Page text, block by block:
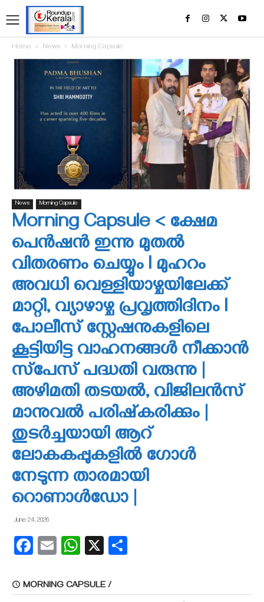
Home News Morning Capsule
News Morning Capsule
Morning Capsule < ക്ഷേമ
പെന്‍ഷന്‍ ഇന്നു മുതല്‍
വിതരണം ചെയ്യും l മുഹറം
അവധി വെള്ളിയാഴ്ചയിലേക്ക്
മാറ്റി, വ്യാഴാഴ്ച പ്രവൃത്തിദിനം l
പോലീസ് സ്റ്റേഷനുകളിലെ
കൂട്ടിയിട്ട വാഹനങ്ങൾ നീക്കാൻ
സ്‌പേസ് പദ്ധതി വരുന്നു |
അഴിമതി തടയൽ, വിജിലൻസ്
മാനുവൽ പരിഷ്‌കരിക്കും |
തുടര്‍ച്ചയായി ആറ്
ലോകകപ്പുകളില്‍ ഗോള്‍
നേടുന്ന താരമായി
റൊണാള്‍ഡോ |
June 24, 2026
Facebook
EmailWhatsApp
X
MORNING CAPSULE /